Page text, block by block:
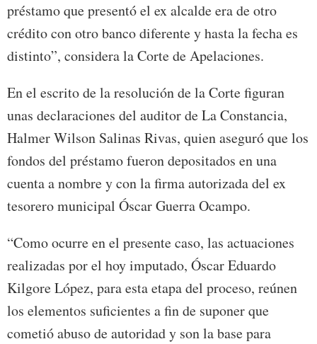
préstamo que presentó el ex alcalde era de otro
crédito con otro banco diferente y hasta la fecha es
distinto”, considera la Corte de Apelaciones.
En el escrito de la resolución de la Corte figuran
unas declaraciones del auditor de La Constancia,
Halmer Wilson Salinas Rivas, quien aseguró que los
fondos del préstamo fueron depositados en una
cuenta a nombre y con la firma autorizada del ex
tesorero municipal Óscar Guerra Ocampo.
“Como ocurre en el presente caso, las actuaciones
realizadas por el hoy imputado, Óscar Eduardo
Kilgore López, para esta etapa del proceso, reúnen
los elementos suficientes a fin de suponer que
cometió abuso de autoridad y son la base para